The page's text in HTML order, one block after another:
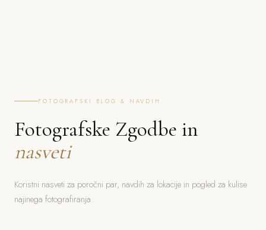
FOTOGRAFSKI BLOG & NAVDIH
Fotografske Zgodbe in
nasveti
Koristni nasveti za poročni par, navdih za lokacije in pogled za kulise
najinega fotografiranja.